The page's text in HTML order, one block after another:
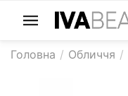
Головна / Обличчя /